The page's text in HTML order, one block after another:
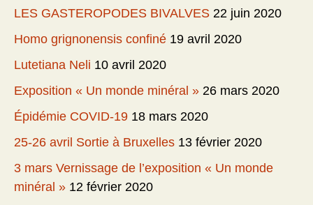
LES GASTEROPODES BIVALVES 22 juin 2020
Homo grignonensis confiné 19 avril 2020
Lutetiana Neli 10 avril 2020
Exposition « Un monde minéral » 26 mars 2020
Épidémie COVID-19 18 mars 2020
25-26 avril Sortie à Bruxelles 13 février 2020
3 mars Vernissage de l’exposition « Un monde
minéral » 12 février 2020